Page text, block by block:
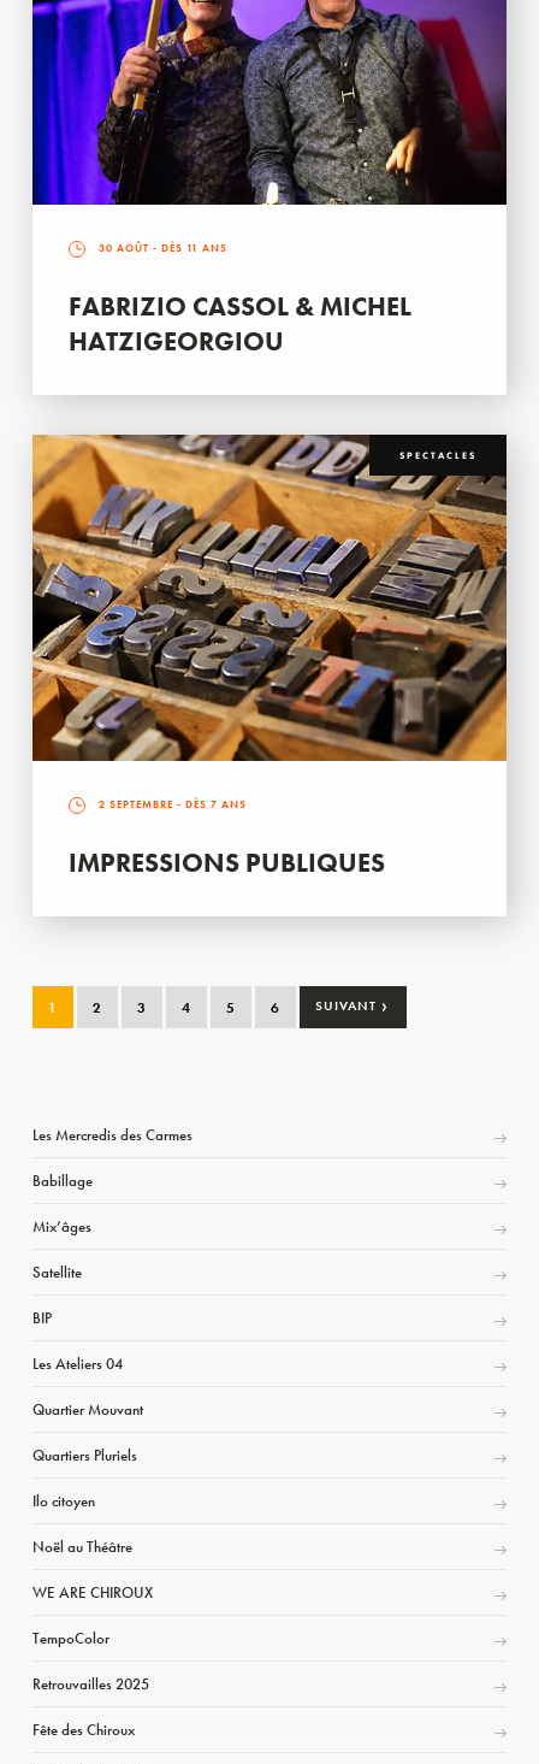
30 AOÛT - DÈS 11 ANS
FABRIZIO CASSOL & MICHEL
HATZIGEORGIOU
SPECTACLES
2 SEPTEMBRE - DÈS 7 ANS
IMPRESSIONS PUBLIQUES
1 2 3 4 5 6 SUIVANT ›
Les Mercredis des Carmes
Babillage
Mix’âges
Satellite
BIP
Les Ateliers 04
Quartier Mouvant
Quartiers Pluriels
Ilo citoyen
Noël au Théâtre
WE ARE CHIROUX
TempoColor
Retrouvailles 2025
Fête des Chiroux